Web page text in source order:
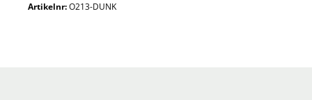
kem
Artikelnr:O213-DUNK